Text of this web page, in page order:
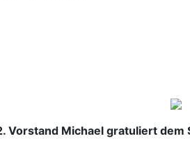
Vorstand Michael gratuliert dem